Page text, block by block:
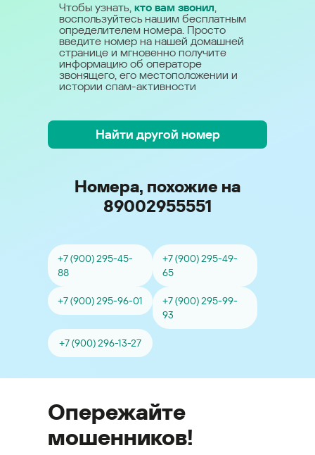
Чтобы узнать, кто вам звонил,
воспользуйтесь нашим бесплатным
определителем номера. Просто
введите номер на нашей домашней
странице и мгновенно получите
информацию об операторе
звонящего, его местоположении и
истории спам-активности
Найти другой номер
Номера, похожие на
89002955551
+7 (900) 295-45-
88
+7 (900) 295-49-
65
+7 (900) 295-96-01
+7 (900) 295-99-
93
+7 (900) 296-13-27
Опережайте
мошенников!